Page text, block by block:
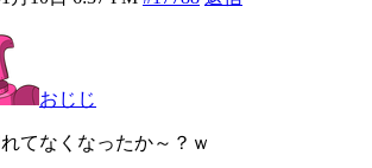
おじじ
てなくなったか～？ｗ